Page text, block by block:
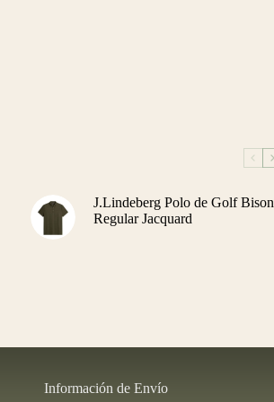
J.Lindeberg Polo de Golf Bison
Regular Jacquard
Información de Envío